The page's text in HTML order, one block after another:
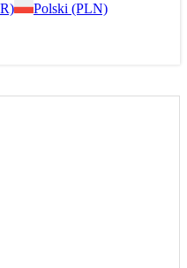
Polski (PLN)